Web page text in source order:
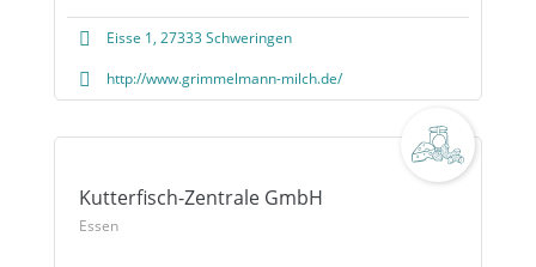
Eisse 1, 27333 Schweringen
http://www.grimmelmann-milch.de/
Kutterfisch-Zentrale GmbH
Essen